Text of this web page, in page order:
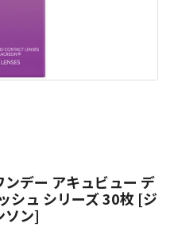
ンデー アキュビュー デ
シュ シリーズ 30枚 [ジ
ソン]